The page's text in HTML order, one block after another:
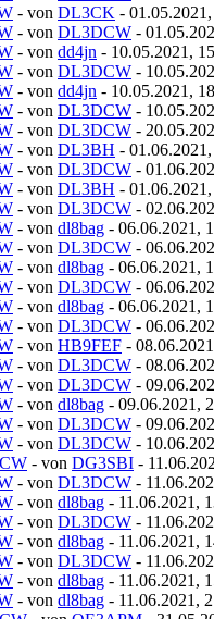
- von DL3CK -
- von DL3DCW -
- von dd4jn - 10.05.2021,
- von DL3DCW -
- von dd4jn - 10.05.2021,
- von DL3DCW -
- von DL3DCW -
- von DL3BH -
- von DL3DCW -
- von DL3BH - 01.06.2021,
- von DL3DCW -
- von dl8bag - 06.06.2021,
- von DL3DCW -
- von dl8bag - 06.06.2021,
- von DL3DCW -
- von dl8bag - 06.06.2021,
- von DL3DCW -
- von HB9FEF -
- von DL3DCW -
- von DL3DCW -
- von dl8bag - 09.06.2021,
- von DL3DCW -
- von DL3DCW -
- von DG3SBI -
- von DL3DCW -
- von dl8bag - 11.06.2021,
- von DL3DCW -
- von dl8bag - 11.06.2021,
- von DL3DCW -
- von dl8bag - 11.06.2021,
- von dl8bag - 11.06.2021,